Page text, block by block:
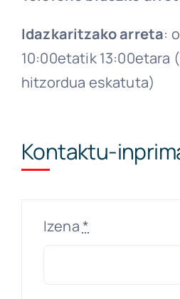
Idazkaritzako arreta:
10:00etatik 13:00etara
hitzordua eskatuta)
Kontaktu-
Izena*